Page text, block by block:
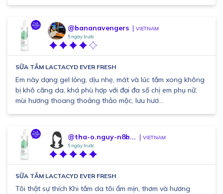
@bananavengers VIETNAM
5 ngày trước
SỮA TẮM LACTACYD EVER FRESH
Em này dạng gel lỏng, dịu nhẹ, mát và lúc tắm xong không
bị khô căng da, khá phù hợp với đại đa số chị em phụ nữ,
mùi hương thoang thoảng thảo mộc, lưu hươ...
@tha-o.nguy-n8b... VIETNAM
5 ngày trước
SỮA TẮM LACTACYD EVER FRESH
Tôi thật sự thích Khi tắm da tôi ẩm mịn, thơm và hương